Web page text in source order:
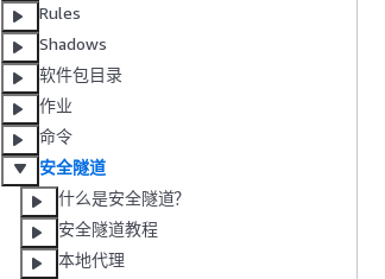
Rules
Shadows
软件包目录
作业
命令
安全隧道
什么是安全隧道？
安全隧道教程
本地代理